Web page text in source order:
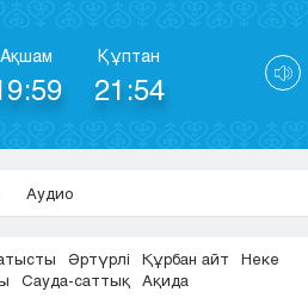
Ақшам Құптан
21:54
Аудио
Әртүрлі Құрбан айт
Неке
Сауда-саттық Ақида